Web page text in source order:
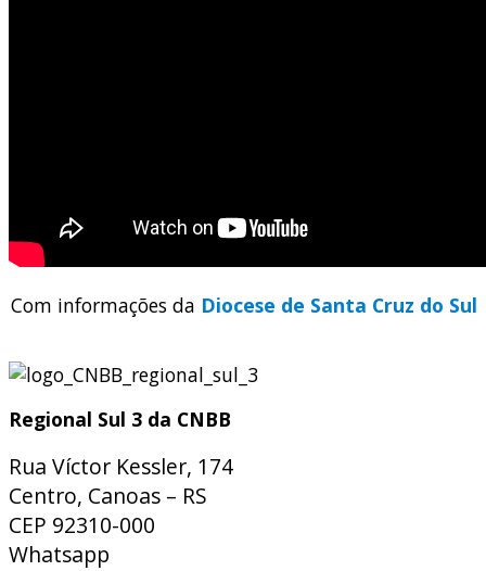
Com informações da Diocese de Santa Cruz do Sul
Regional Sul 3 da CNBB
Rua Víctor Kessler, 174
Centro, Canoas – RS
CEP 92310-000
Whatsapp